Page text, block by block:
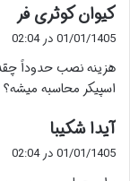
کیوان کوثری فر
ف
:
01/01/1405 در 02:04
هزینه نصب حدوداً
اسپیکر محاسبه میشه؟
آیدا شکیبا
ت
01/01/1405 در 02:04